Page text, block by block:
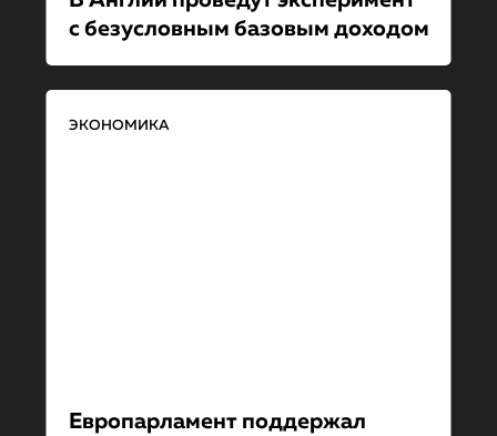
с безусловным базовым доходом
ЭКОНОМИКА
Европарламент поддержал